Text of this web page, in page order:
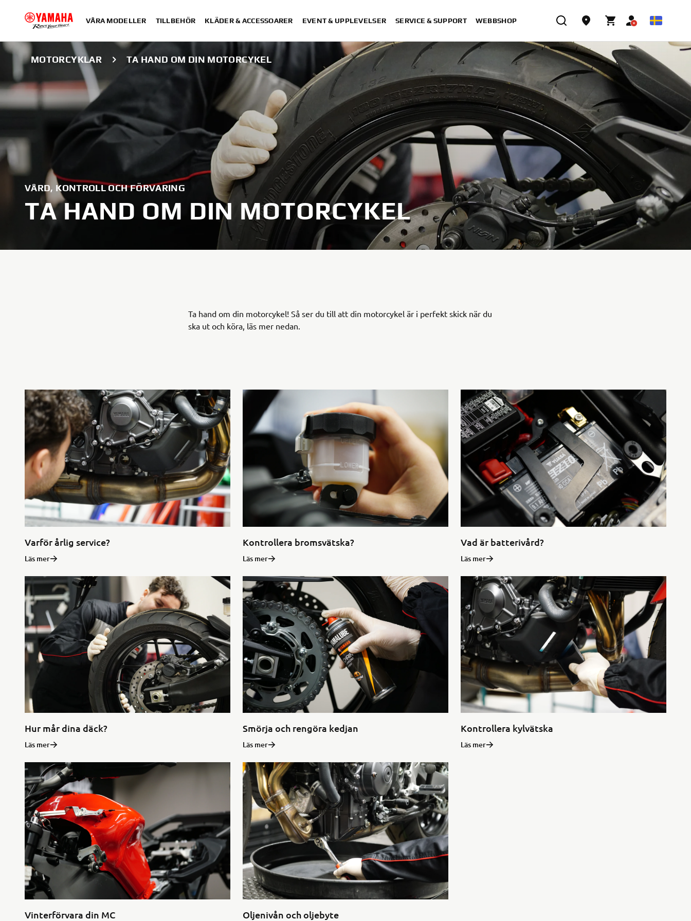
VÅRA MODELLER TILLBEHÖR KLÄDER & ACCESSOARER EVENT & UPPLEVELSER SERVICE & SUPPORT WEBBSHOP
MOTORCYKLAR TA HAND OM DIN MOTORCYKEL
VÅRD, KONTROLL OCH FÖRVARING
TA HAND OM DIN MOTORCYKEL
Ta hand om din motorcykel! Så ser du till att din motorcykel är i perfekt skick när du
ska ut och köra, läs mer nedan.
Varför årlig service?
Läs mer
Kontrollera bromsvätska?
Läs mer
Vad är batterivård?
Läs mer
Hur mår dina däck?
Läs mer
Smörja och rengöra kedjan
Läs mer
Kontrollera kylvätska
Läs mer
Vinterförvara din MC Oljenivån och oljebyte